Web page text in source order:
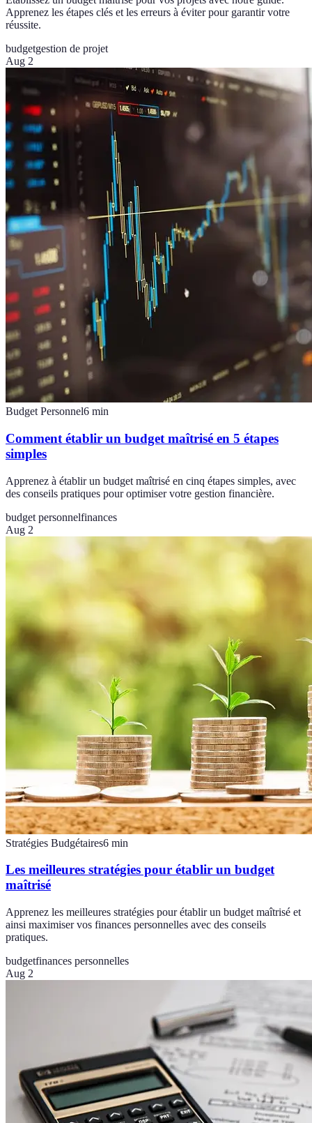
Apprenez les étapes clés et les erreurs à éviter pour garantir votre
réussite.
budgetgestion de projet
Aug 2
Budget Personnel6 min
Comment établir un budget maîtrisé en 5 étapes
simples
Apprenez à établir un budget maîtrisé en cinq étapes simples, avec
des conseils pratiques pour optimiser votre gestion financière.
budget personnelfinances
Aug 2
Stratégies Budgétaires6 min
Les meilleures stratégies pour établir un budget
maîtrisé
Apprenez les meilleures stratégies pour établir un budget maîtrisé et
ainsi maximiser vos finances personnelles avec des conseils
pratiques.
budgetfinances personnelles
Aug 2